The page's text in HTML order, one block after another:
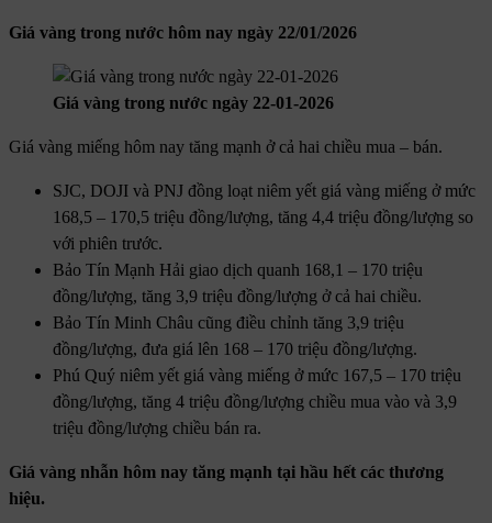
Giá vàng trong nước hôm nay ngày 22/01/2026
Giá vàng trong nước ngày 22-01-2026
Giá vàng miếng hôm nay tăng mạnh ở cả hai chiều mua – bán.
SJC, DOJI và PNJ đồng loạt niêm yết giá vàng miếng ở mức
168,5 – 170,5 triệu đồng/lượng, tăng 4,4 triệu đồng/lượng so
với phiên trước.
Bảo Tín Mạnh Hải giao dịch quanh 168,1 – 170 triệu
đồng/lượng, tăng 3,9 triệu đồng/lượng ở cả hai chiều.
Bảo Tín Minh Châu cũng điều chỉnh tăng 3,9 triệu
đồng/lượng, đưa giá lên 168 – 170 triệu đồng/lượng.
Phú Quý niêm yết giá vàng miếng ở mức 167,5 – 170 triệu
đồng/lượng, tăng 4 triệu đồng/lượng chiều mua vào và 3,9
triệu đồng/lượng chiều bán ra.
Giá vàng nhẫn hôm nay tăng mạnh tại hầu hết các thương
hiệu.